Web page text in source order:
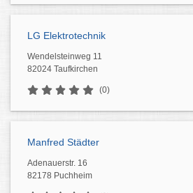
LG Elektrotechnik
Wendelsteinweg 11
82024 Taufkirchen
(0)
Manfred Städter
Adenauerstr. 16
82178 Puchheim